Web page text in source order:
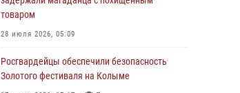
товаром
28 июля 2026, 05:09
Росгвардейцы обеспечили безопасность
Золотого фестиваля на Колыме